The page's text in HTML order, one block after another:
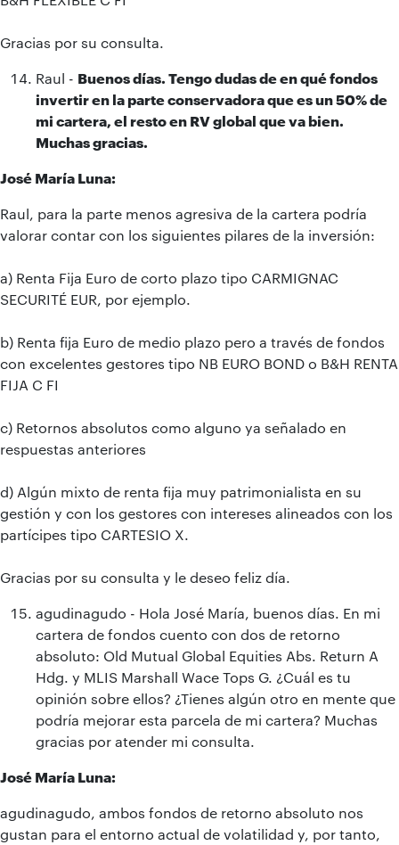
Gracias por su consulta.
Raul - Buenos días. Tengo dudas de en qué fondos
invertir en la parte conservadora que es un 50% de
mi cartera, el resto en RV global que va bien.
Muchas gracias.
José María Luna:
Raul, para la parte menos agresiva de la cartera podría
valorar contar con los siguientes pilares de la inversión:
a) Renta Fija Euro de corto plazo tipo CARMIGNAC
SECURITÉ EUR, por ejemplo.
b) Renta fija Euro de medio plazo pero a través de fondos
con excelentes gestores tipo NB EURO BOND o B&H RENTA
FIJA C FI
c) Retornos absolutos como alguno ya señalado en
respuestas anteriores
d) Algún mixto de renta fija muy patrimonialista en su
gestión y con los gestores con intereses alineados con los
partícipes tipo CARTESIO X.
Gracias por su consulta y le deseo feliz día.
agudinagudo - Hola José María, buenos días. En mi
cartera de fondos cuento con dos de retorno
absoluto: Old Mutual Global Equities Abs. Return A
Hdg. y MLIS Marshall Wace Tops G. ¿Cuál es tu
opinión sobre ellos? ¿Tienes algún otro en mente que
podría mejorar esta parcela de mi cartera? Muchas
gracias por atender mi consulta.
José María Luna:
agudinagudo, ambos fondos de retorno absoluto nos
gustan para el entorno actual de volatilidad y, por tanto,